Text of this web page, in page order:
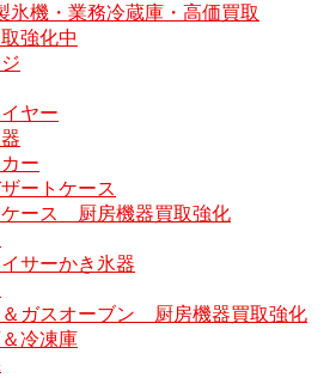
氷機・業務冷蔵庫・高価買取
強化中
ヤー
ー
ートケース
ケース 厨房機器買取強化
サーかき氷器
＆ガスオーブン 厨房機器買取強化
冷凍庫